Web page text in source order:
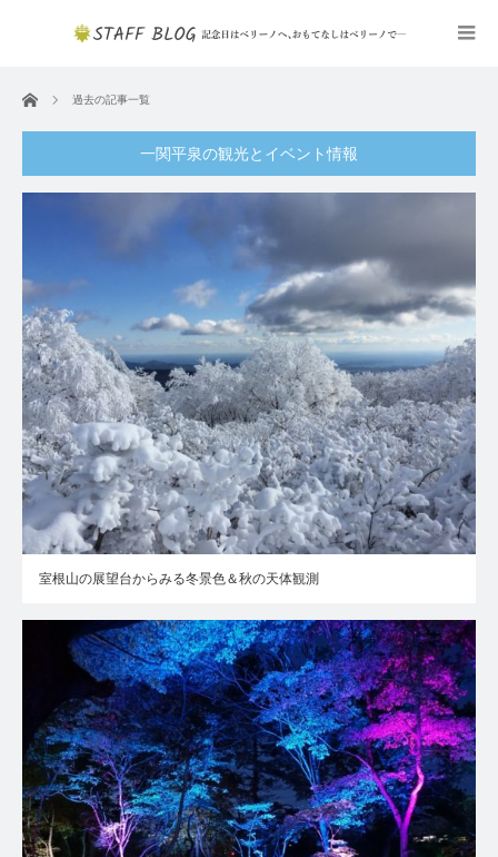
ホーム 過去の記事一覧
一関平泉の観光とイベント情報
室根山の展望台からみる冬景色＆秋の天体観測